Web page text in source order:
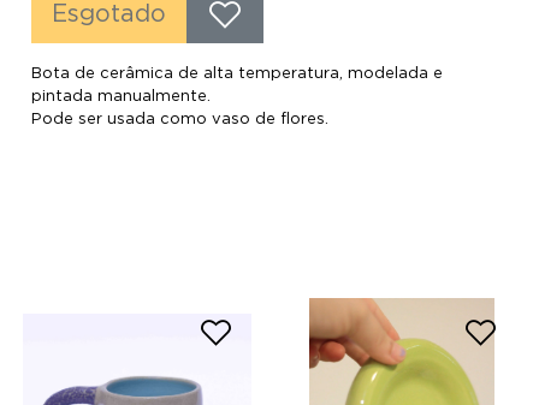
Esgotado
Bota de cerâmica de alta temperatura, modelada e
pintada manualmente.
Pode ser usada como vaso de flores.